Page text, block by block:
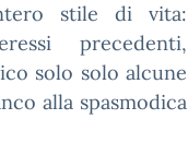
stile di vita:
precedenti,
solo solo alcune
alla spasmodica